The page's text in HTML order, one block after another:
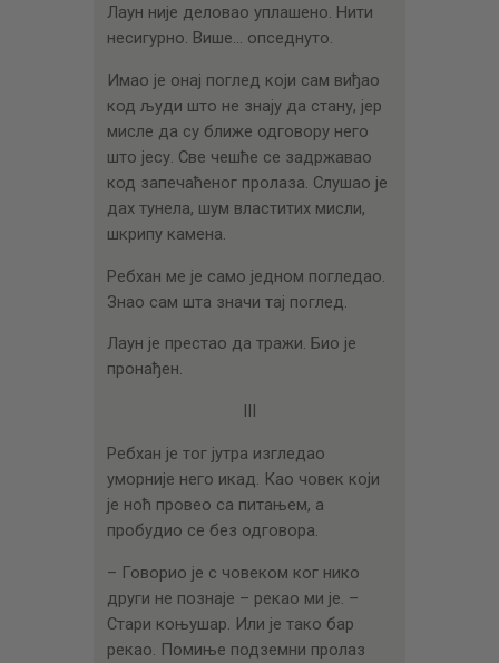
Лаун није деловао уплашено. Нити
несигурно. Више… опседнуто.
Имао је онај поглед који сам виђао
код људи што не знају да стану, јер
мисле да су ближе одговору него
што јесу. Све чешће се задржавао
код запечаћеног пролаза. Слушао је
дах тунела, шум властитих мисли,
шкрипу камена.
Ребхан ме је само једном погледао.
Знао сам шта значи тај поглед.
Лаун је престао да тражи. Био је
пронађен.
III
Ребхан је тог јутра изгледао
уморније него икад. Као човек који
је ноћ провео са питањем, а
пробудио се без одговора.
– Говорио је с човеком ког нико
други не познаје – рекао ми је. –
Стари коњушар. Или је тако бар
рекао. Помиње подземни пролаз